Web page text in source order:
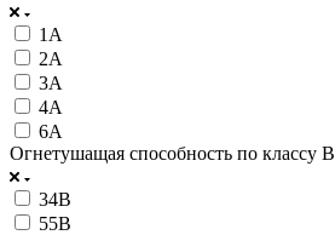
1А
2А
3А
4А
6А
Огнетушащая способность по классу В
34В
55В